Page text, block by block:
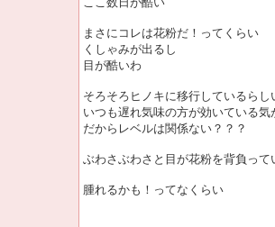
まさにコレは花粉だ！ってくらい
くしゃみが出るし
目が酷いわ
そろそろヒノキに移行しているらし
いつも遅れ気味の方が効いている気
だからレベルは関係ない？？？
ぶわさぶわさと目が花粉を背負って
腫れるかも！ってなくらい